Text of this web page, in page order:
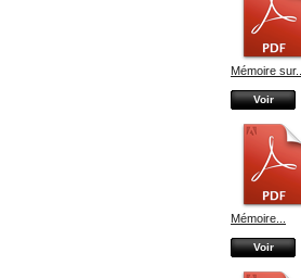
Mémoire sur...
Voir
Mémoire...
Voir